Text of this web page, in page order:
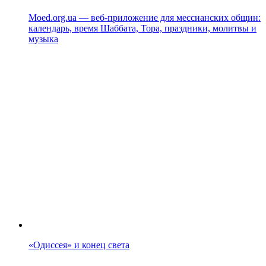
Moed.org.ua — веб-приложение для мессианских общин:
календарь, время Шаббата, Тора, праздники, молитвы и
музыка
«Одиссея» и конец света